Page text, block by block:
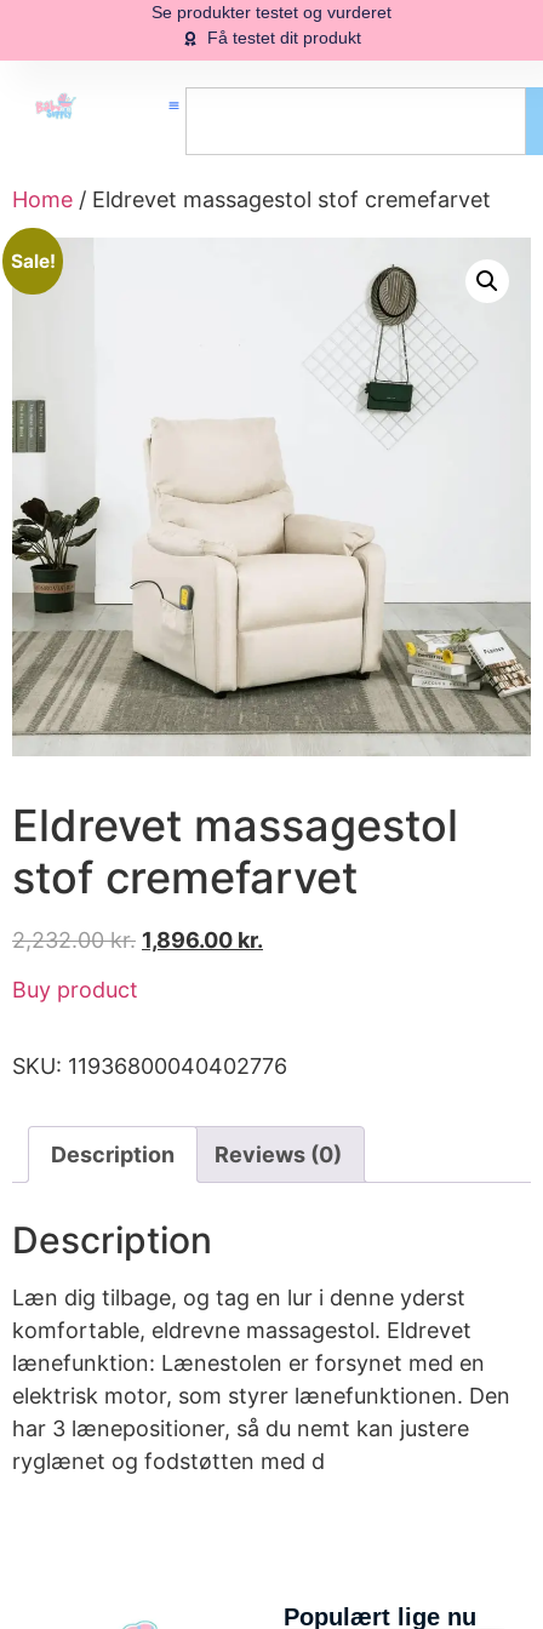
Se produkter testet og vurderet
Få testet dit produkt
Home / Eldrevet massagestol stof cremefarvet
Sale!
Eldrevet massagestol
stof cremefarvet
2,232.00kr. 1,896.00 kr.
Buy product
SKU: 11936800040402776
Description Reviews (0)
Description
Læn dig tilbage, og tag en lur i denne yderst
komfortable, eldrevne massagestol. Eldrevet
lænefunktion: Lænestolen er forsynet med en
elektrisk motor, som styrer lænefunktionen. Den
har 3 lænepositioner, så du nemt kan justere
ryglænet og fodstøtten med d
Populært lige nu